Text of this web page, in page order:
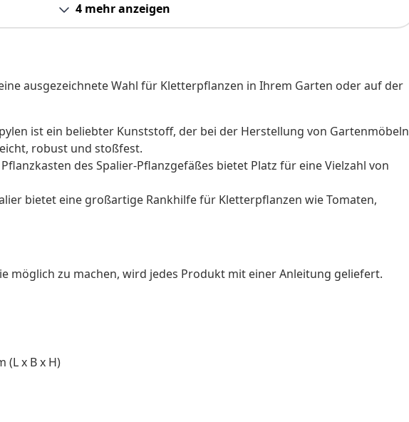
4 mehr anzeigen
ausgezeichnete Wahl für Kletterpflanzen in Ihrem Garten oder auf der
ist ein beliebter Kunststoff, der bei der Herstellung von Gartenmöbeln
robust und stoßfest.
des Spalier-Pflanzgefäßes bietet Platz für eine Vielzahl von
bietet eine großartige Rankhilfe für Kletterpflanzen wie Tomaten,
möglich zu machen, wird jedes Produkt mit einer Anleitung geliefert.
(L x B x H)